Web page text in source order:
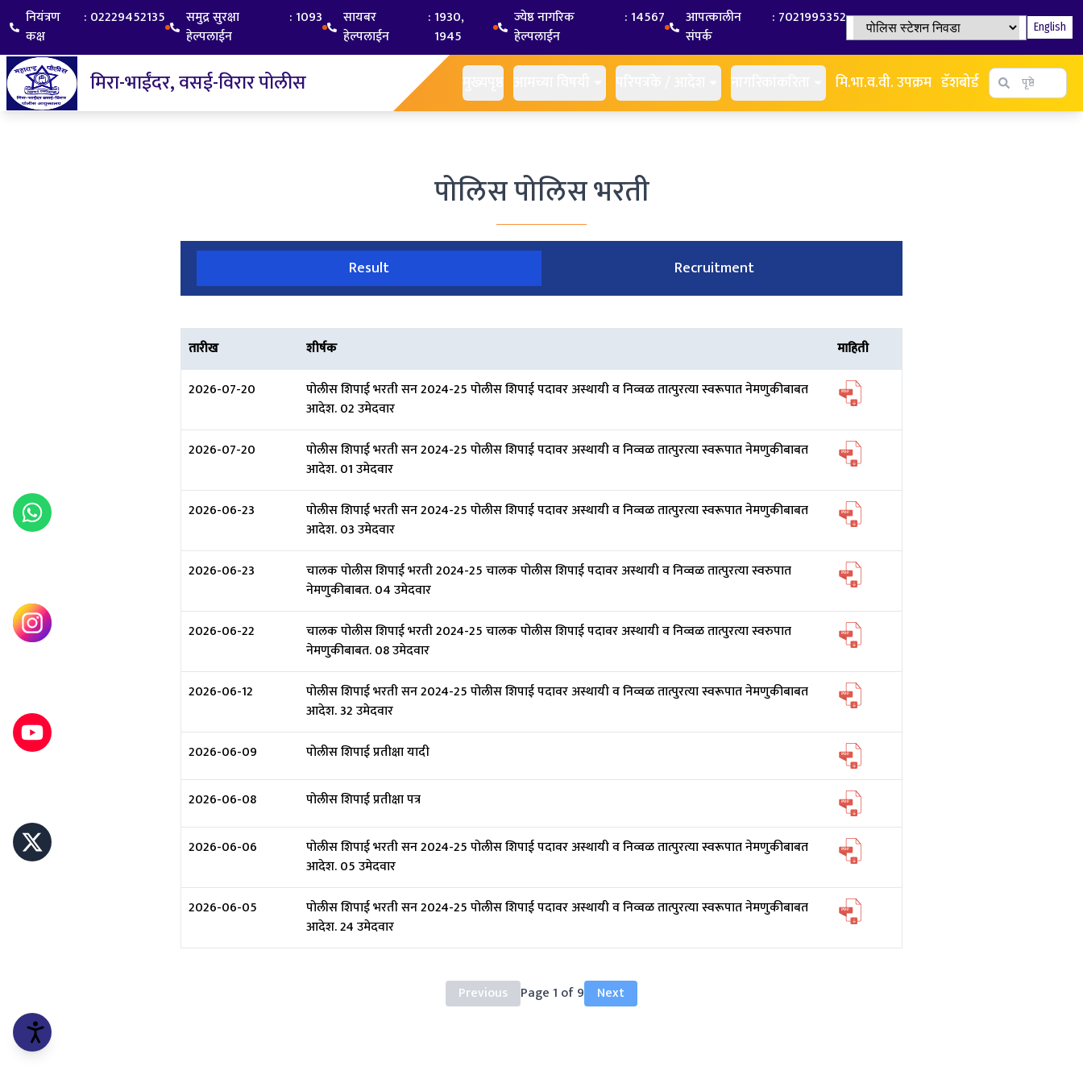
नियंत्रण
कक्ष
: 02229452135
समुद्र सुरक्षा
हेल्पलाईन
: 1093
सायबर
हेल्पलाईन
: 1930,
1945
ज्येष्ठ नागरिक
हेल्पलाईन
: 14567
आपत्कालीन
संपर्क
: 7021995352
पोलिस स्टेशन निवडा
English
मिरा-भाईंदर, वसई-विरार पोलीस मि.भा.व.वी. उपक्रम डॅशबोर्ड
पोलिसपोलिस भरती
Result Recruitment
तारीख शीर्षक
माहिती
2026-07-20
पोलीस शिपाई भरती सन 2024-25 पोलीस शिपाई पदावर अस्थायी व निव्वळ तात्पुरत्या स्वरूपात नेमणुकीबाबत
आदेश. 02 उमेदवार
2026-07-20
पोलीस शिपाई भरती सन 2024-25 पोलीस शिपाई पदावर अस्थायी व निव्वळ तात्पुरत्या स्वरूपात नेमणुकीबाबत
आदेश. 01 उमेदवार
2026-06-23
पोलीस शिपाई भरती सन 2024-25 पोलीस शिपाई पदावर अस्थायी व निव्वळ तात्पुरत्या स्वरूपात नेमणुकीबाबत
आदेश. 03 उमेदवार
2026-06-23
चालक पोलीस शिपाई भरती 2024-25 चालक पोलीस शिपाई पदावर अस्थायी व निव्वळ तात्पुरत्या स्वरुपात
नेमणुकीबाबत. 04 उमेदवार
2026-06-22
चालक पोलीस शिपाई भरती 2024-25 चालक पोलीस शिपाई पदावर अस्थायी व निव्वळ तात्पुरत्या स्वरुपात
नेमणुकीबाबत. 08 उमेदवार
2026-06-12
पोलीस शिपाई भरती सन 2024-25 पोलीस शिपाई पदावर अस्थायी व निव्वळ तात्पुरत्या स्वरूपात नेमणुकीबाबत
आदेश. 32 उमेदवार
2026-06-09
पोलीस शिपाई प्रतीक्षा यादी
2026-06-08 पोलीस शिपाई प्रतीक्षा पत्र
2026-06-06
पोलीस शिपाई भरती सन 2024-25 पोलीस शिपाई पदावर अस्थायी व निव्वळ तात्पुरत्या स्वरूपात नेमणुकीबाबत
आदेश. 05 उमेदवार
2026-06-05
पोलीस शिपाई भरती सन 2024-25 पोलीस शिपाई पदावर अस्थायी व निव्वळ तात्पुरत्या स्वरूपात नेमणुकीबाबत
आदेश. 24 उमेदवार
Previous Page 1 of9 Next